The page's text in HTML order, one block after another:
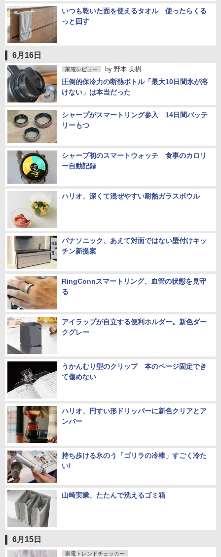
いつも乾いた面を使えるタオル 使ったらくる
っと回す
6月16日
家電レビュー by 野本 美樹
圧倒的保冷力の断熱ボトル「最大10日間氷が溶
けない」は本当だった
シャープがスマートリング参入 14日間バッテ
リーもつ
シャープ初のスマートウォッチ 食事のカロリ
ー自動記録
ハリオ、深くて混ぜやすい耐熱ガラスボウル
パナソニック、あえて対面ではない壁付けキッ
チン新提案
RingConnスマートリング、血管の状態を見守
る
アイラップが自立する便利ホルダー。新色ダー
クグレー
うかんむり型のクリップ 本のページ固定でき
て傷めない
ハリオ、円すい形ドリッパーに新色クリアとア
ンバー
持ち歩ける氷のう「ゴリラの冷棒」すごく冷た
い!
山崎実業、たたんで洗えるゴミ箱
6月15日
家電トレンドチェッカー